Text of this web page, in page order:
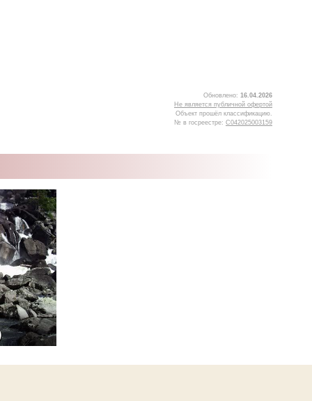
Обновлено: 16.04.2026
Не является публичной офертой
Объект прошёл классификацию.
№ в госреестре: С042025003159